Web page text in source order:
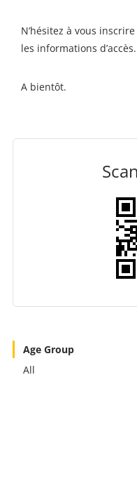
N’hésitez à vous
les informations d’accès.
A bientôt.
Age Group
All